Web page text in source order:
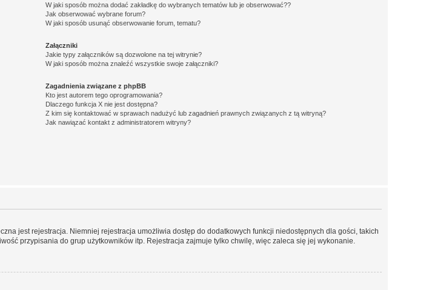
W jaki sposób można dodać zakładkę do wybranych tematów lub je obserwować??
Jak obserwować wybrane forum?
W jaki sposób usunąć obserwowanie forum, tematu?
Załączniki
Jakie typy załączników są dozwolone na tej witrynie?
W jaki sposób można znaleźć wszystkie swoje załączniki?
Zagadnienia związane z phpBB
Kto jest autorem tego oprogramowania?
Dlaczego funkcja X nie jest dostępna?
Z kim się kontaktować w sprawach nadużyć lub zagadnień prawnych związanych z tą witryną?
Jak nawiązać kontakt z administratorem witryny?
jest rejestracja. Niemniej rejestracja umożliwia dostęp do dodatkowych funkcji niedostępnych dla gości, takich
przypisania do grup użytkowników itp. Rejestracja zajmuje tylko chwilę, więc zaleca się jej wykonanie.